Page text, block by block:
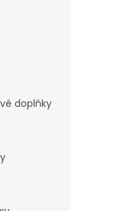
doplňky